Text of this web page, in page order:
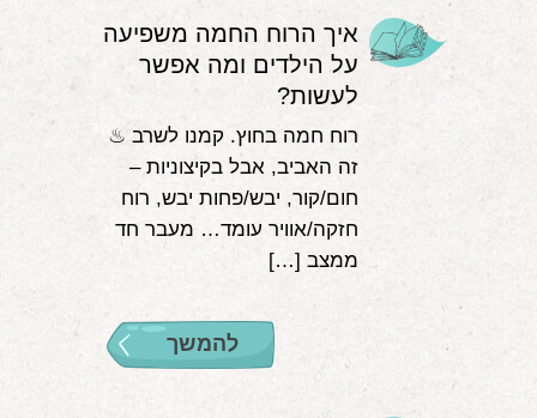
איך הרוח החמה משפיעה
על הילדים ומה אפשר
לעשות?
רוח חמה בחוץ. קמנו לשרב ♨
זה האביב, אבל בקיצוניות –
חום/קור, יבש/פחות יבש, רוח
חזקה/אוויר עומד… מעבר חד
ממצב […]
להמשך